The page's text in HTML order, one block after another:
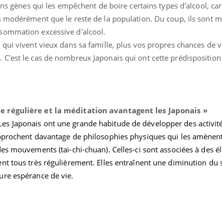
gènes qui les empêchent de boire certains types d'alcool,
que le reste de la population. Du coup, ils sont
excessive d'alcool.
qui vivent vieux dans sa famille, plus vos propres chances de
C'est le cas de nombreux Japonais qui ont cette
régulière et la méditation avantagent les Japonais »
Japonais ont une grande habitude de développer des
davantage de philosophies physiques qui les
mouvements (tai-chi-chuan). Celles-ci sont associées à des
tous très régulièrement. Elles entraînent une diminution du
espérance de vie.